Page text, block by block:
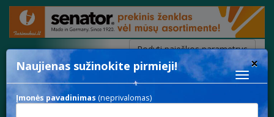
Rodyti paieškos parametrus
Toggle
×
Naujienas sužinokite pirmieji!
Įmonės pavadinimas (neprivalomas)